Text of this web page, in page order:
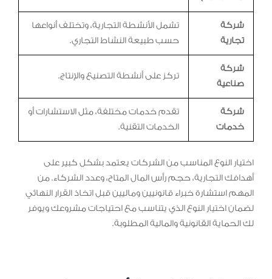
شركة
تجارية
تشمل الأنشطة التجارية، وتختلف أنواعها
حسب طبيعة النشاط التجاري.
شركة
صناعية
تركز على أنشطة التصنيع والإنتاج.
شركة
خدمات
تقدم خدمات مختلفة، مثل الاستشارات أو
الخدمات التقنية.
اختيار النوع المناسب من الشركات يعتمد بشكل كبير على
أهدافك التجارية، حجم رأس المال المتاح، وعدد الشركاء. من
المهم استشارة خبراء قانونيين وماليين قبل اتخاذ القرار النهائي
لضمان اختيار النوع الذي يتناسب مع احتياجات مشروعك ويوفر
لك الحماية القانونية والمالية المطلوبة.